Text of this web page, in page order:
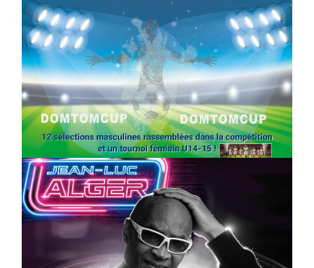
SPORT COMPÉTITIONS FOOTBALL JEUNESSE & SPORTS
Foot : la DTC 2026 approche
On03/04/2026byWebmaster2Risi